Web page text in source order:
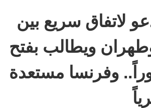
لاتفاق سريع بين
ويطالب بفتح
وفرنسا مستعدة